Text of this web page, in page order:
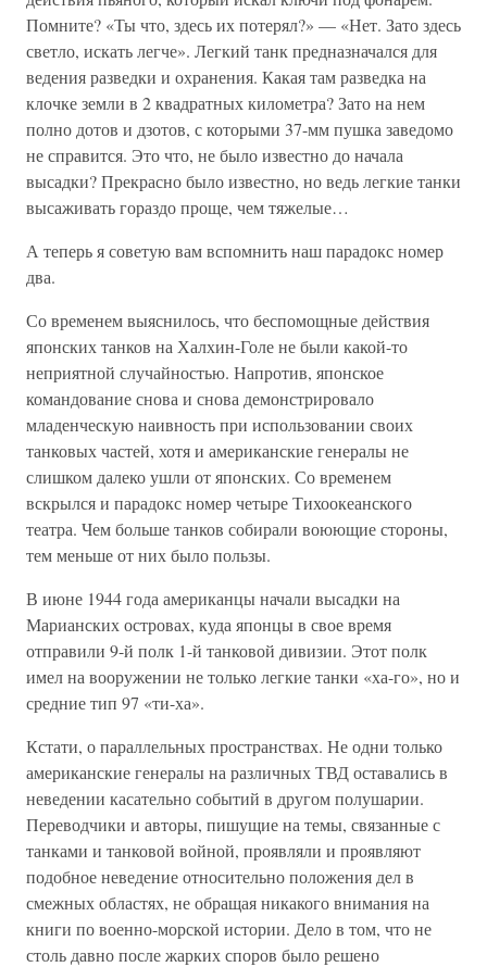
Помните? «Ты что, здесь их потерял?» — «Нет. Зато здесь
светло, искать легче». Легкий танк предназначался для
ведения разведки и охранения. Какая там разведка на
клочке земли в 2 квадратных километра? Зато на нем
полно дотов и дзотов, с которыми 37-мм пушка заведомо
не справится. Это что, не было известно до начала
высадки? Прекрасно было известно, но ведь легкие танки
высаживать гораздо проще, чем тяжелые…
А теперь я советую вам вспомнить наш парадокс номер
два.
Со временем выяснилось, что беспомощные действия
японских танков на Халхин-Голе не были какой-то
неприятной случайностью. Напротив, японское
командование снова и снова демонстрировало
младенческую наивность при использовании своих
танковых частей, хотя и американские генералы не
слишком далеко ушли от японских. Со временем
вскрылся и парадокс номер четыре Тихоокеанского
театра. Чем больше танков собирали воюющие стороны,
тем меньше от них было пользы.
В июне 1944 года американцы начали высадки на
Марианских островах, куда японцы в свое время
отправили 9-й полк 1-й танковой дивизии. Этот полк
имел на вооружении не только легкие танки «ха-го», но и
средние тип 97 «ти-ха».
Кстати, о параллельных пространствах. Не одни только
американские генералы на различных ТВД оставались в
неведении касательно событий в другом полушарии.
Переводчики и авторы, пишущие на темы, связанные с
танками и танковой войной, проявляли и проявляют
подобное неведение относительно положения дел в
смежных областях, не обращая никакого внимания на
книги по военно-морской истории. Дело в том, что не
столь давно после жарких споров было решено